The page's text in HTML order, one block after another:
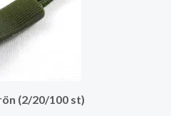
(2/20/100 st)